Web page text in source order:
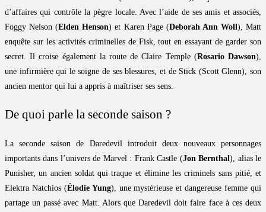
d’affaires qui contrôle la pègre locale. Avec l’aide de ses amis et associés,
Foggy Nelson (Elden Henson) et Karen Page (Deborah Ann Woll ), Matt
enquête sur les activités criminelles de Fisk, tout en essayant de garder son
secret. Il croise également la route de Claire Temple (Rosario Dawson),
une infirmière qui le soigne de ses blessures, et de Stick (Scott Glenn), son
ancien mentor qui lui a appris à maîtriser ses sens.
De quoi parle la seconde saison ?
La seconde saison de Daredevil introduit deux nouveaux personnages
importants dans l’univers de Marvel : Frank Castle (Jon Bernthal), alias le
Punisher, un ancien soldat qui traque et élimine les criminels sans pitié, et
Elektra Natchios (Élodie Yung), une mystérieuse et dangereuse femme qui
partage un passé avec Matt. Alors que Daredevil doit faire face à ces deux